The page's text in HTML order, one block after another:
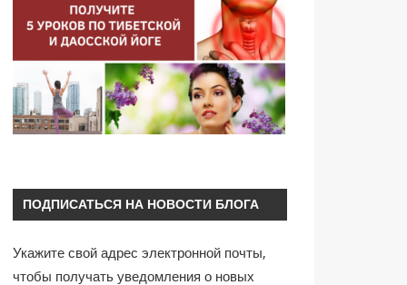
ПОДПИСАТЬСЯ НА НОВОСТИ БЛОГА
Укажите свой адрес электронной почты,
чтобы получать уведомления о новых